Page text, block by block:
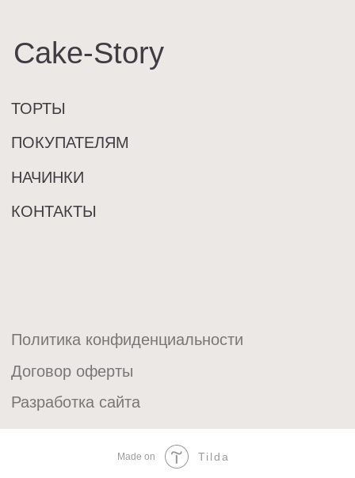
Made on Tilda